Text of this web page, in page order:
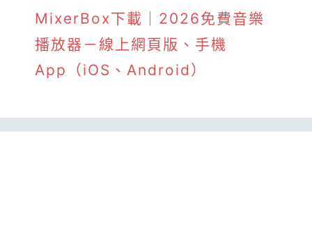
MixerBox下載｜2026免費音樂
播放器－線上網頁版、手機
App（iOS、Android）